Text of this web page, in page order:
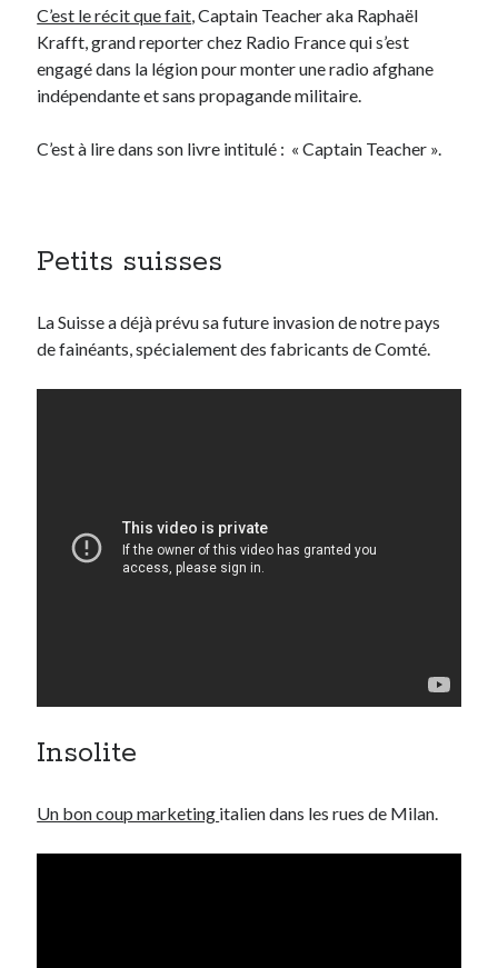
C’est le récit que fait, Captain Teacher aka Raphaël
Krafft, grand reporter chez Radio France qui s’est
engagé dans la légion pour monter une radio afghane
indépendante et sans propagande militaire.
C’est à lire dans son livre intitulé : « Captain Teacher ».
Petits suisses
La Suisse a déjà prévu sa future invasion de notre pays
de fainéants, spécialement des fabricants de Comté.
Insolite
Un bon coup marketing italien dans les rues de Milan.